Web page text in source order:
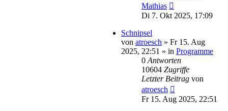
Mathias
Di 7. Okt 2025, 17:09
Schnipsel
von atroesch » Fr 15. Aug
2025, 22:51 » in Programme
0 Antworten
10604 Zugriffe
Letzter Beitrag von
atroesch
Fr 15. Aug 2025, 22:51